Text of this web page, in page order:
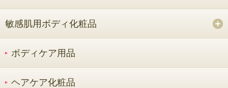
敏感肌用ボディ化粧品
ボディケア用品
ヘアケア化粧品